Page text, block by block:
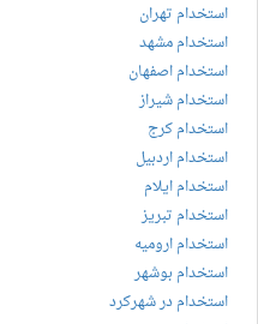
استخدام تهران
استخدام مشهد
استخدام اصفهان
استخدام شیراز
استخدام کرج
استخدام اردبیل
استخدام ایلام
استخدام تبریز
استخدام ارومیه
استخدام بوشهر
استخدام در شهرکرد